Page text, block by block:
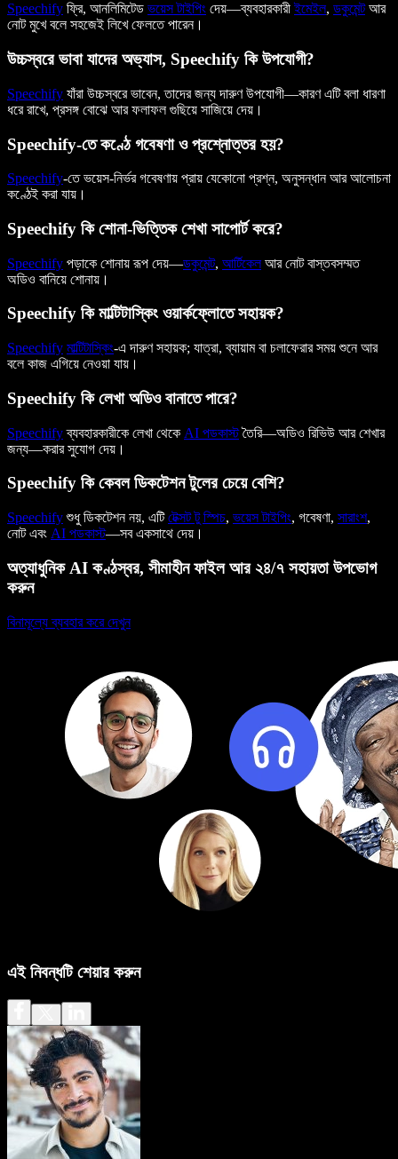
Speechify ফ্রি, আনলিমিটেড ভয়েস টাইপিং দেয়—ব্যবহারকারী ইমেইল, ডকুমেন্টআর
নোট মুখে বলে সহজেই লিখে ফেলতে পারেন।
উচ্চস্বরে ভাবা যাদের অভ্যাস, Speechify কি উপযোগী?
Speechify যাঁরা উচ্চস্বরে ভাবেন, তাদের জন্য দারুণ উপযোগী—কারণ এটি বলা ধারণা
ধরে রাখে, প্রসঙ্গ বোঝে আর ফলাফল গুছিয়ে সাজিয়ে দেয়।
Speechify-তে কণ্ঠে গবেষণা ও প্রশ্নোত্তর হয়?
Speechify-তে ভয়েস-নির্ভর গবেষণায় প্রায় যেকোনো প্রশ্ন, অনুসন্ধান আর আলোচনা
কণ্ঠেই করা যায়।
Speechify কি শোনা-ভিত্তিক শেখা সাপোর্ট করে?
Speechify পড়াকে শোনায় রূপ দেয়—ডকুমেন্ট, আর্টিকেলআর নোট বাস্তবসম্মত
অডিও বানিয়ে শোনায়।
Speechify কি মাল্টিটাস্কিং ওয়ার্কফ্লোতে সহায়ক?
Speechify মাল্টিটাস্কিং-এ দারুণ সহায়ক; যাত্রা, ব্যায়াম বা চলাফেরার সময় শুনে আর
বলে কাজ এগিয়ে নেওয়া যায়।
Speechify কি লেখা অডিও বানাতে পারে?
Speechifyব্যবহারকারীকে লেখা থেকে AI পডকাস্টতৈরি—অডিও রিভিউ আর শেখার
জন্য—করার সুযোগ দেয়।
Speechify কি কেবল ডিকটেশন টুলের চেয়ে বেশি?
Speechifyশুধু ডিকটেশন নয়, এটিটেক্সট টু স্পিচ, ভয়েস টাইপিং, গবেষণা, সারাংশ,
নোট এবং AI পডকাস্ট—সব একসাথে দেয়।
অত্যাধুনিক AI কণ্ঠস্বর, সীমাহীন ফাইল আর ২৪/৭ সহায়তা উপভোগ
করুন
বিনামূল্যে ব্যবহার করে দেখুন
এই নিবন্ধটি শেয়ার করুন